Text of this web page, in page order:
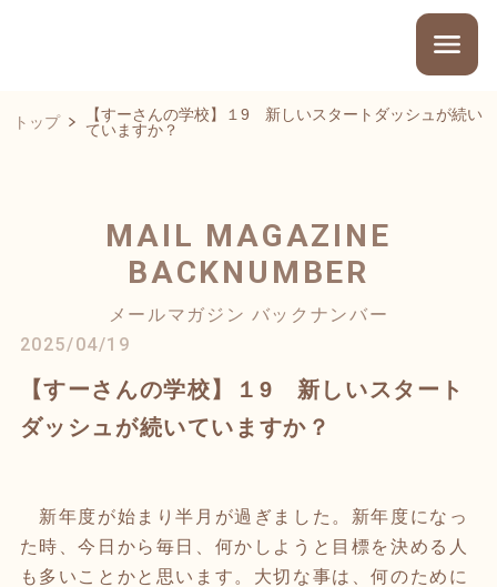
トップ
【すーさんの学校】１9 新しいスタートダッシュが続い
ていますか？
MAIL MAGAZINE
BACKNUMBER
メールマガジン バックナンバー
2025/04/19
【すーさんの学校】１9 新しいスタート
ダッシュが続いていますか？
新年度が始まり半月が過ぎました。新年度になっ
た時、今日から毎日、何かしようと目標を決める人
も多いことかと思います。大切な事は、何のために